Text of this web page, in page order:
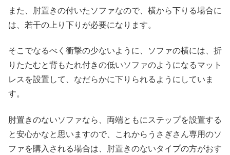
また、肘置きの付いたソファなので、横から下りる場合に
は、若干の上り下りが必要になります。
そこでなるべく衝撃の少ないように、ソファの横には、折
りたたむと背もたれ付きの低いソファのようになるマット
レスを設置して、なだらかに下りられるようにしていま
す。
肘置きのないソファなら、両端ともにステップを設置する
と安心かなと思いますので、これからうさぎさん専用のソ
ファを購入される場合は、肘置きのないタイプの方がおす